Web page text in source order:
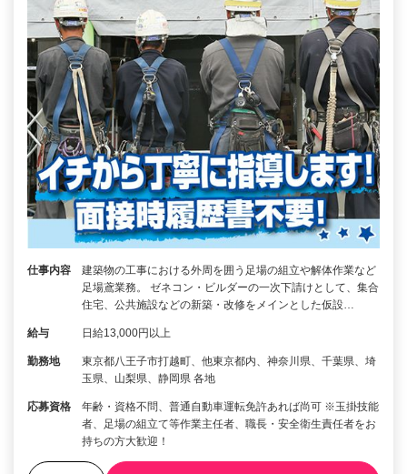
仕事内容
建築物の工事における外周を囲う足場の組立や解体作業など
足場鳶業務。 ゼネコン・ビルダーの一次下請けとして、集合
住宅、公共施設などの新築・改修をメインとした仮設…
給与 日給13,000円以上
勤務地
東京都八王子市打越町、他東京都内、神奈川県、千葉県、埼
玉県、山梨県、静岡県 各地
応募資格
年齢・資格不問、普通自動車運転免許あれば尚可 ※玉掛技能
者、足場の組立て等作業主任者、職長・安全衛生責任者をお
持ちの方大歓迎！